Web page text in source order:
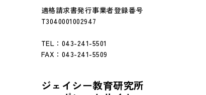
適格請求書発行事業者登録番号
T3040001002947
TEL：043-241-5501
FAX：043-241-5509
ジェイシー教育研究所